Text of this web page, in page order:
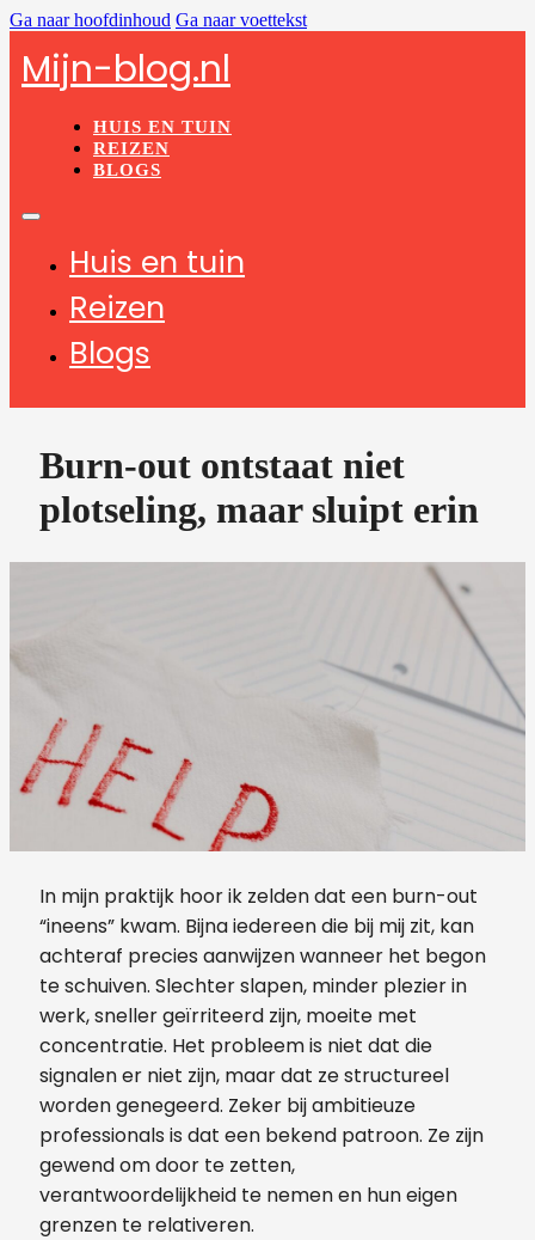
Ga naar hoofdinhoud Ga naar voettekst
Mijn-blog.nl
HUIS EN TUIN
REIZEN
BLOGS
Huis en tuin
Reizen
Blogs
Burn-out ontstaat niet
plotseling, maar sluipt erin
In mijn praktijk hoor ik zelden dat een burn-out
“ineens” kwam. Bijna iedereen die bij mij zit, kan
achteraf precies aanwijzen wanneer het begon
te schuiven. Slechter slapen, minder plezier in
werk, sneller geïrriteerd zijn, moeite met
concentratie. Het probleem is niet dat die
signalen er niet zijn, maar dat ze structureel
worden genegeerd. Zeker bij ambitieuze
professionals is dat een bekend patroon. Ze zijn
gewend om door te zetten,
verantwoordelijkheid te nemen en hun eigen
grenzen te relativeren.